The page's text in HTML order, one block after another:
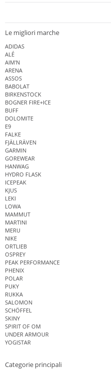
Le migliori marche
ADIDAS
ALÉ
AIM'N
ARENA
ASSOS
BABOLAT
BIRKENSTOCK
BOGNER FIRE+ICE
BUFF
DOLOMITE
E9
FALKE
FJÄLLRÄVEN
GARMIN
GOREWEAR
HANWAG
HYDRO FLASK
ICEPEAK
KJUS
LEKI
LOWA
MAMMUT
MARTINI
MERU
NIKE
ORTLIEB
OSPREY
PEAK PERFORMANCE
PHENIX
POLAR
PUKY
RUKKA
SALOMON
SCHÖFFEL
SKINY
SPIRIT OF OM
UNDER ARMOUR
YOGISTAR
Categorie principali